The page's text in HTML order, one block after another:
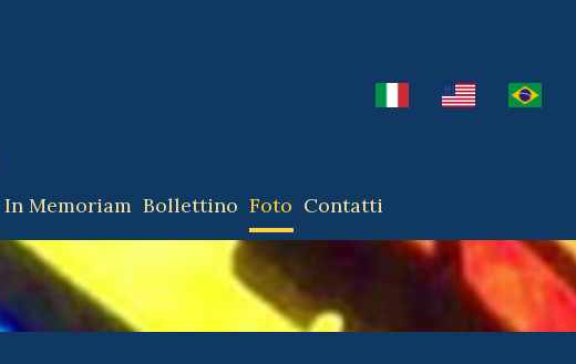
In Memoriam Bollettino Foto Contatti